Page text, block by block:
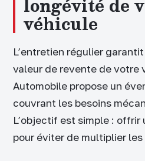
véhicule
L’entretien régulier
valeur de revente de votre
Automobile propose un
couvrant les besoins
L’objectif est simple : offrir
pour éviter de multiplier